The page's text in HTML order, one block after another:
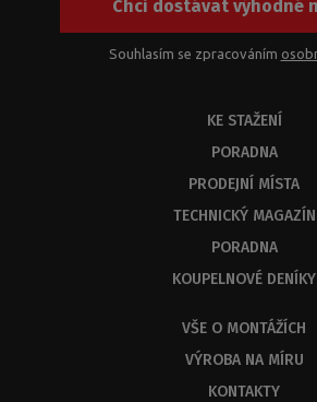
kombinací.
Chci dostávat výhodné
Souhlasím se zpracováním
KE STAŽENÍ
PORADNA
PRODEJNÍ MÍSTA
TECHNICKÝ MAGAZÍN
PORADNA
KOUPELNOVÉ DENÍKY
VŠE O MONTÁŽÍCH
VÝROBA NA MÍRU
KONTAKTY